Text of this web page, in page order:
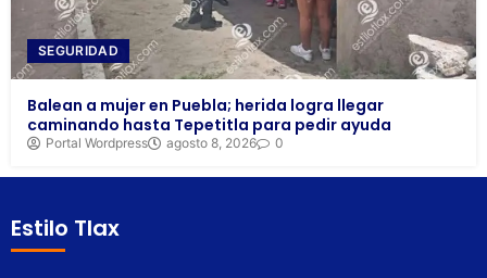
SEGURIDAD
Balean a mujer en Puebla; herida logra llegar
caminando hasta Tepetitla para pedir ayuda
Portal Wordpress agosto 8, 2026 0
Estilo Tlax